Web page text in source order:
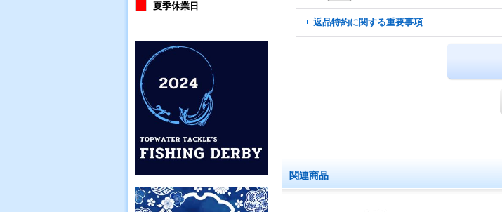
夏季休業日
返品特約に関する重要事項
関連商品